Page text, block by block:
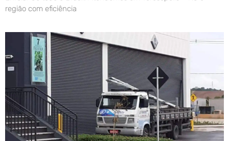
região com eficiência